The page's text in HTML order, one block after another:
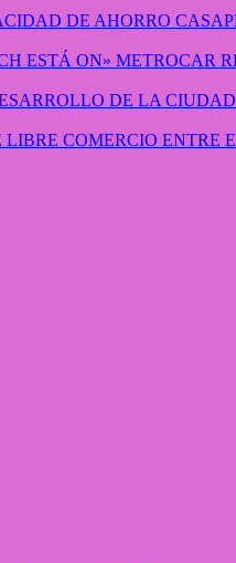
METROCAR
COMERCIO ENTRE